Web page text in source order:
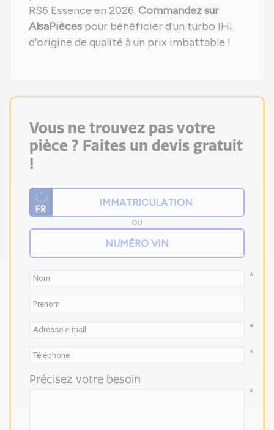
RS6 Essence en 2026. Commandez sur
AlsaPièces pour bénéficier d'un turbo IHI
d'origine de qualité à un prix imbattable !
Vous ne trouvez pas votre
pièce ? Faites un devis gratuit
!
OU
*
*
*
Précisez votre besoin
*